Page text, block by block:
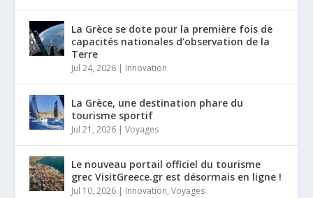
La Grèce se dote pour la première fois de
capacités nationales d’observation de la
Terre
Jul 24, 2026 | Innovation
La Grèce, une destination phare du
tourisme sportif
Jul 21, 2026 |Voyages
Le nouveau portail officiel du tourisme
grec VisitGreece.gr est désormais en ligne !
Jul 10, 2026 | Innovation,Voyages